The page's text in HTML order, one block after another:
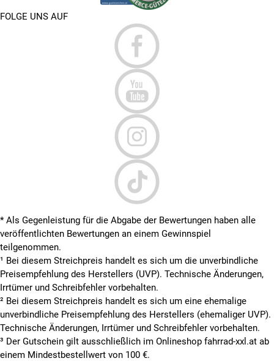
FOLGE UNS AUF
* Als Gegenleistung für die Abgabe der Bewertungen haben alle
veröffentlichten Bewertungen an einem Gewinnspiel
teilgenommen.
¹ Bei diesem Streichpreis handelt es sich um die unverbindliche
Preisempfehlung des Herstellers (UVP). Technische Änderungen,
Irrtümer und Schreibfehler vorbehalten.
² Bei diesem Streichpreis handelt es sich um eine ehemalige
unverbindliche Preisempfehlung des Herstellers (ehemaliger UVP).
Technische Änderungen, Irrtümer und Schreibfehler vorbehalten.
³ Der Gutschein gilt ausschließlich im Onlineshop fahrrad-xxl.at ab
einem Mindestbestellwert von 100 €.